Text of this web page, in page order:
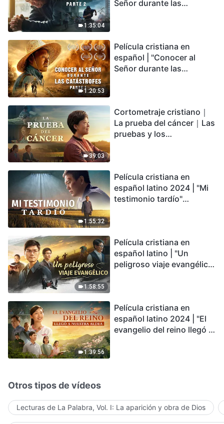
1:35:04
Señor durante las
podemos sobrevivir?
1:20:53
Película cristiana en
español | "Conocer al
Señor durante las
encontrarás refugio?
39:03
Cortometraje cristiano｜
La prueba del cáncer｜Las
pruebas y los
1:55:32
Película cristiana en
español latino 2024 | "Mi
testimonio tardío"
conmovedor
1:58:55
Película cristiana en
español latino | "Un
peligroso viaje evangélico"
1:39:56
Película cristiana en
español latino 2024 | "El
evangelio del reino llegó a
Otros tipos de vídeos
Lecturas de La Palabra, Vol. I: La aparición y obra de Dios